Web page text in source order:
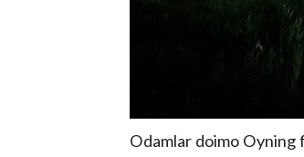
Odamlar doimo Oyning